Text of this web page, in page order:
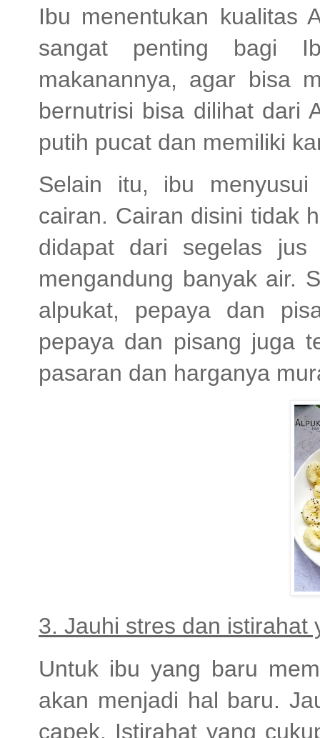
Ibu menentukan kualitas
sangat penting bagi
makanannya, agar bisa
bernutrisi bisa dilihat dari
putih pucat dan memiliki
Selain itu, ibu menyusui
cairan. Cairan disini tidak
didapat dari segelas
mengandung banyak air.
alpukat, pepaya dan
pepaya dan pisang juga
pasaran dan harganya
3. Jauhi stres dan istirahat
Untuk ibu yang baru
akan menjadi hal baru.
capek. Istirahat yang